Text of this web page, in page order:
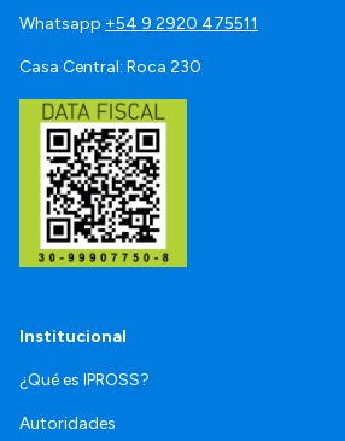
Whatsapp +54 9 2920 475511
Casa Central: Roca 230
Institucional
¿Qué es IPROSS?
Autoridades